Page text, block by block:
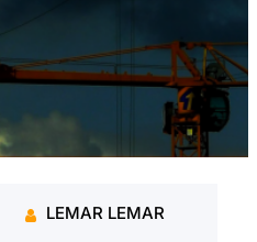
LEMAR LEMAR